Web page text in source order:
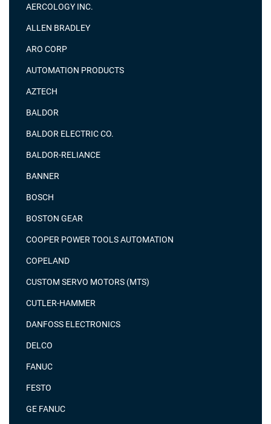
AERCOLOGY INC.
ALLEN BRADLEY
ARO CORP
AUTOMATION PRODUCTS
AZTECH
BALDOR
BALDOR ELECTRIC CO.
BALDOR-RELIANCE
BANNER
BOSCH
BOSTON GEAR
COOPER POWER TOOLS AUTOMATION
COPELAND
CUSTOM SERVO MOTORS (MTS)
CUTLER-HAMMER
DANFOSS ELECTRONICS
DELCO
FANUC
FESTO
GE FANUC